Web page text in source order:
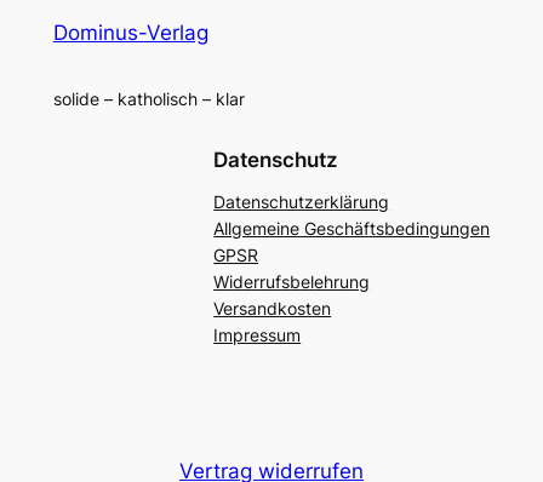
Dominus-Verlag
solide – katholisch – klar
Datenschutz
Datenschutzerklärung
Allgemeine Geschäftsbedingungen
GPSR
Widerrufsbelehrung
Versandkosten
Impressum
Vertrag widerrufen